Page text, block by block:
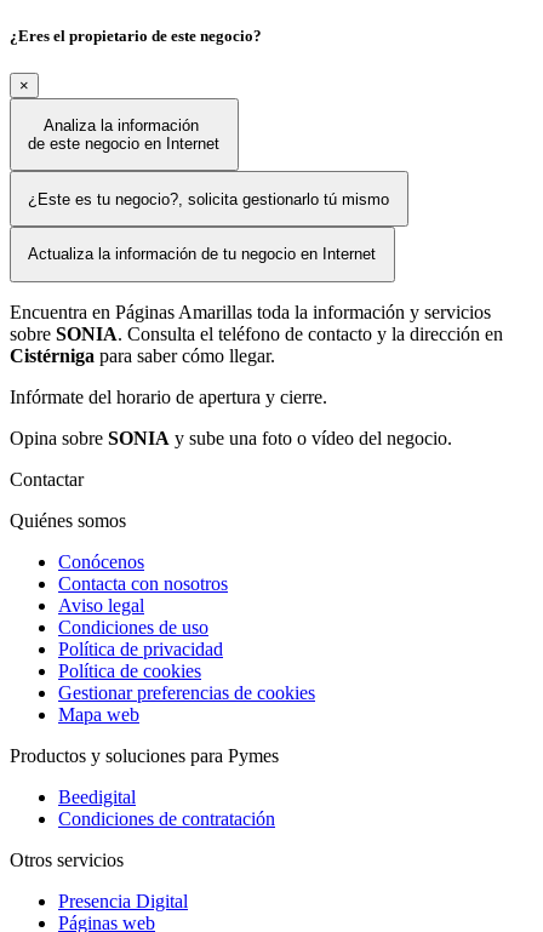
¿Eres el propietario de este negocio?
×
Analiza la información
de este negocio en Internet
¿Este es tu negocio?, solicita gestionarlo tú mismo
Actualiza la información de tu negocio en Internet
Encuentra en Páginas Amarillas toda la información y servicios
sobre SONIA. Consulta el teléfono de contacto y la dirección en
Cistérniga para saber cómo llegar.
Infórmate del horario de apertura y cierre.
Opina sobre SONIA y sube una foto o vídeo del negocio.
Contactar
Quiénes somos
Conócenos
Contacta con nosotros
Aviso legal
Condiciones de uso
Política de privacidad
Política de cookies
Gestionar preferencias de cookies
Mapa web
Productos y soluciones para Pymes
Beedigital
Condiciones de contratación
Otros servicios
Presencia Digital
Páginas web